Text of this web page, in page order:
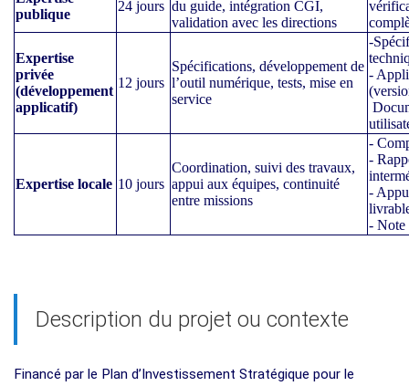
publique
24 jours du guide, intégration CGI,
validation avec les directions
Expertise
privée
(développement
applicatif)
12 jours
Spécifications, développement de
l’outil numérique, tests, mise en
service
-
-
Expertise locale 10 jours
Coordination, suivi des travaux,
appui aux équipes, continuité
entre missions
-
-
-
- Note
Description du projet ou contexte
Financé par le Plan d’Investissement Stratégique pour le